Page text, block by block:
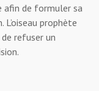
afin de formuler sa
L’oiseau prophète
refuser un